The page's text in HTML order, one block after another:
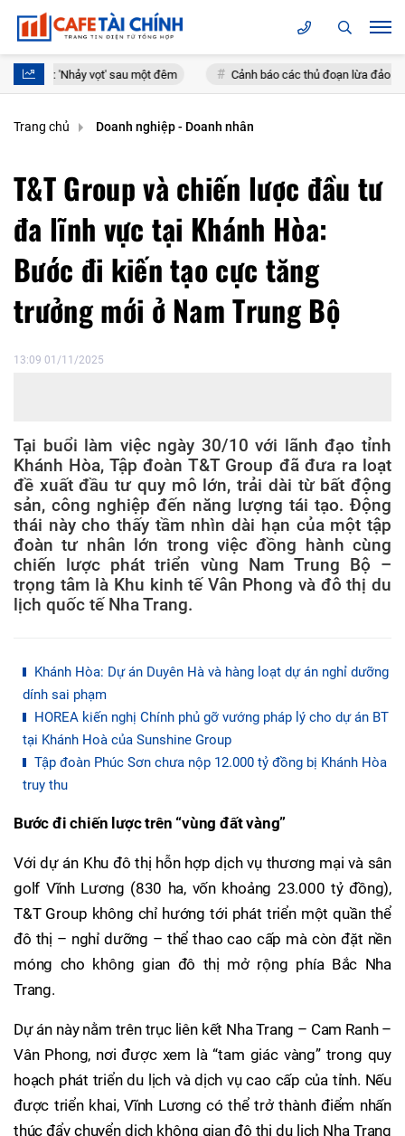
vọt' sau một đêm Cảnh báo các thủ đoạn lừa đảo mùa tựu
Trang chủ Doanh nghiệp - Doanh nhân
T&T Group và chiến lược đầu tư
đa lĩnh vực tại Khánh Hòa:
Bước đi kiến tạo cực tăng
trưởng mới ở Nam Trung Bộ
13:09 01/11/2025
Tại buổi làm việc ngày 30/10 với lãnh đạo tỉnh
Khánh Hòa, Tập đoàn T&T Group đã đưa ra loạt
đề xuất đầu tư quy mô lớn, trải dài từ bất động
sản, công nghiệp đến năng lượng tái tạo. Động
thái này cho thấy tầm nhìn dài hạn của một tập
đoàn tư nhân lớn trong việc đồng hành cùng
chiến lược phát triển vùng Nam Trung Bộ –
trọng tâm là Khu kinh tế Vân Phong và đô thị du
lịch quốc tế Nha Trang.
Khánh Hòa: Dự án Duyên Hà và hàng loạt dự án nghỉ dưỡng
dính sai phạm
HOREA kiến nghị Chính phủ gỡ vướng pháp lý cho dự án BT
tại Khánh Hoà của Sunshine Group
Tập đoàn Phúc Sơn chưa nộp 12.000 tỷ đồng bị Khánh Hòa
truy thu
Bước đi chiến lược trên “vùng đất vàng”
Với dự án Khu đô thị hỗn hợp dịch vụ thương mại và sân
golf Vĩnh Lương (830 ha, vốn khoảng 23.000 tỷ đồng),
T&T Group không chỉ hướng tới phát triển một quần thể
đô thị – nghỉ dưỡng – thể thao cao cấp mà còn đặt nền
móng cho không gian đô thị mở rộng phía Bắc Nha
Trang.
Dự án này nằm trên trục liên kết Nha Trang – Cam Ranh –
Vân Phong, nơi được xem là “tam giác vàng” trong quy
hoạch phát triển du lịch và dịch vụ cao cấp của tỉnh. Nếu
được triển khai, Vĩnh Lương có thể trở thành điểm nhấn
thúc đẩy chuyển dịch không gian đô thị du lịch Nha Trang